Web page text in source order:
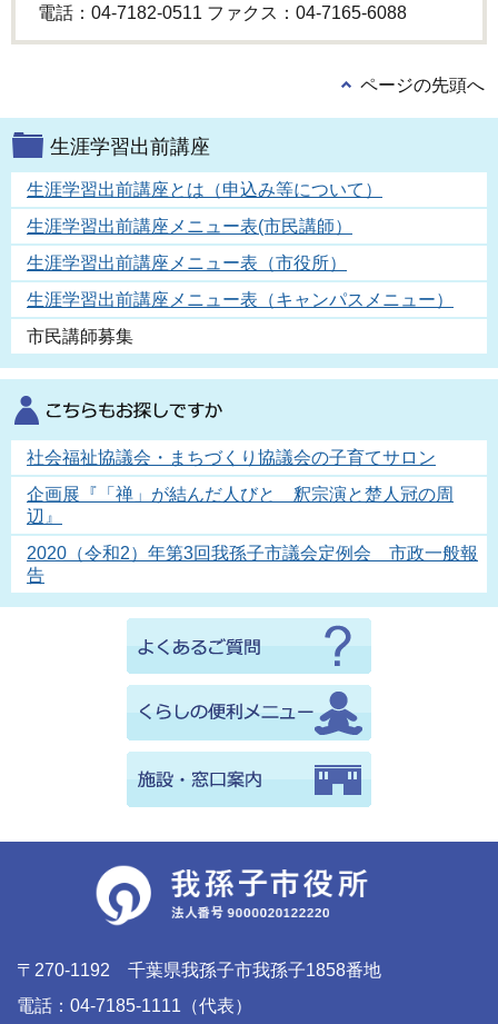
電話：04-7182-0511 ファクス：04-7165-6088
ページの先頭へ
生涯学習出前講座
生涯学習出前講座とは（申込み等について）
生涯学習出前講座メニュー表(市民講師）
生涯学習出前講座メニュー表（市役所）
生涯学習出前講座メニュー表（キャンパスメニュー）
市民講師募集
社会福祉協議会・まちづくり協議会の子育てサロン
企画展『「禅」が結んだ人びと 釈宗演と楚人冠の周
辺』
2020（令和2）年第3回我孫子市議会定例会 市政一般報
告
〒270-1192 千葉県我孫子市我孫子1858番地
電話：04-7185-1111（代表）